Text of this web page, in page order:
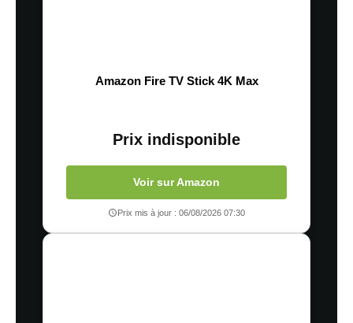
Amazon Fire TV Stick 4K Max
Prix indisponible
Voir sur Amazon
Prix mis à jour : 06/08/2026 07:30